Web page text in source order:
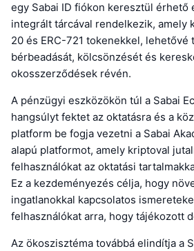
egy Sabai ID fiókon keresztül érhető
integrált tárcával rendelkezik, amely
20 és ERC-721 tokenekkel, lehetővé
bérbeadását, kölcsönzését és
okosszerződések révén.
A pénzügyi eszközökön túl a Sabai
hangsúlyt fektet az oktatásra és a
platform be fogja vezetni a Sabai
alapú platformot, amely kriptoval
felhasználókat az oktatási
Ez a kezdeményezés célja, hogy
ingatlanokkal kapcsolatos
felhasználókat arra, hogy tájékozott
Az ökoszisztéma továbbá elindítja a